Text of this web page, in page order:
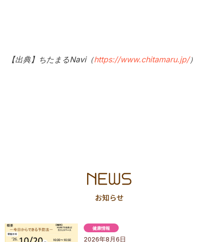
【出典】ちたまるNavi（https://www.chitamaru.jp/）
2026年8月6日
健康情報